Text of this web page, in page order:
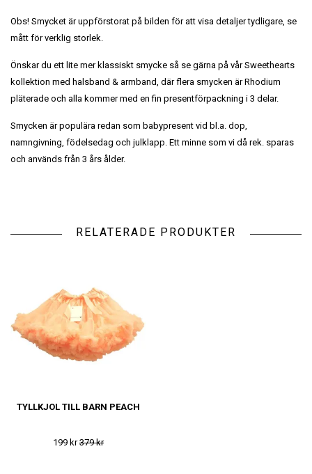
Obs! Smycket är uppförstorat på bilden för att visa detaljer tydligare, se
mått för verklig storlek.
Önskar du ett lite mer klassiskt smycke så se gärna på vår Sweethearts
kollektion med halsband & armband, där flera smycken är Rhodium
pläterade och alla kommer med en fin presentförpackning i 3 delar.
Smycken är populära redan som babypresent vid bl.a. dop,
namngivning, födelsedag och julklapp. Ett minne som vi då rek. sparas
och används från 3 års ålder.
RELATERADE PRODUKTER
TYLLKJOL TILL BARN PEACH
199 kr379 kr